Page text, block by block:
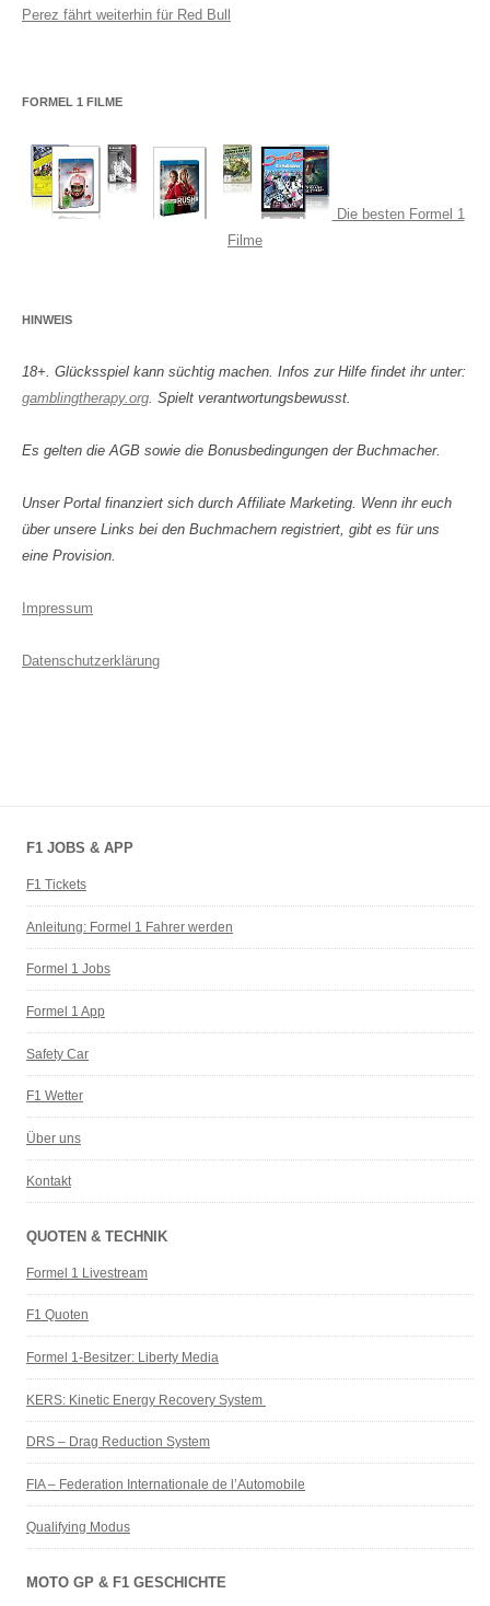
Perez fährt weiterhin für Red Bull
FORMEL 1 FILME
Die besten Formel 1
Filme
HINWEIS
18+. Glücksspiel kann süchtig machen. Infos zur Hilfe findet ihr unter:
gamblingtherapy.org. Spielt verantwortungsbewusst.
Es gelten die AGB sowie die Bonusbedingungen der Buchmacher.
Unser Portal finanziert sich durch Affiliate Marketing. Wenn ihr euch
über unsere Links bei den Buchmachern registriert, gibt es für uns
eine Provision.
Impressum
Datenschutzerklärung
F1 JOBS & APP
F1 Tickets
Anleitung: Formel 1 Fahrer werden
Formel 1 Jobs
Formel 1 App
Safety Car
F1 Wetter
Über uns
Kontakt
QUOTEN & TECHNIK
Formel 1 Livestream
F1 Quoten
Formel 1-Besitzer: Liberty Media
KERS: Kinetic Energy Recovery System
DRS – Drag Reduction System
FIA – Federation Internationale de l’Automobile
Qualifying Modus
MOTO GP & F1 GESCHICHTE